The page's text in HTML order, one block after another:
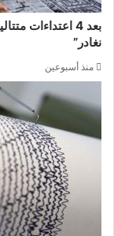
بعد 4 اعتداءات
نغادر”
منذ أسبوعين